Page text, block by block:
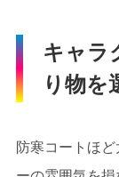
キャラ
り物を
防寒コートほ